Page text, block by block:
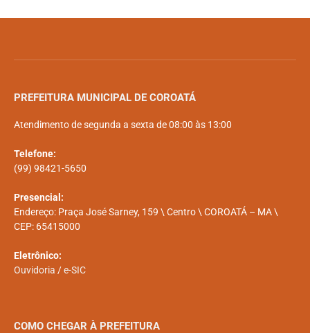
PREFEITURA MUNICIPAL DE COROATÁ
Atendimento de segunda a sexta de 08:00 às 13:00
Telefone:
(99) 98421-5650
Presencial:
Endereço: Praça José Sarney, 159 \ Centro \ COROATÁ – MA \
CEP: 65415000
Eletrônico:
Ouvidoria /e-SIC
COMO CHEGAR À PREFEITURA